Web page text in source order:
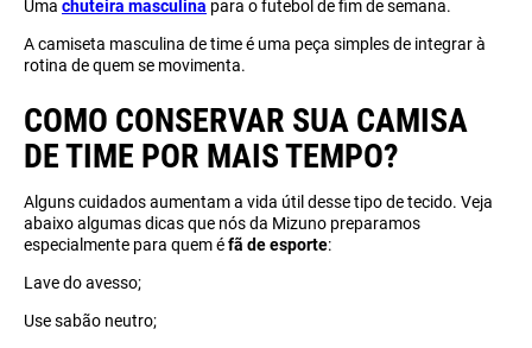
Uma chuteira masculina para o futebol de fim de semana.
A camiseta masculina de time é uma peça simples de integrar à
rotina de quem se movimenta.
COMO CONSERVAR SUA CAMISA
DE TIME POR MAIS TEMPO?
Alguns cuidados aumentam a vida útil desse tipo de tecido. Veja
abaixo algumas dicas que nós da Mizuno preparamos
especialmente para quem éfã de esporte:
Lave do avesso;
Use sabão neutro;